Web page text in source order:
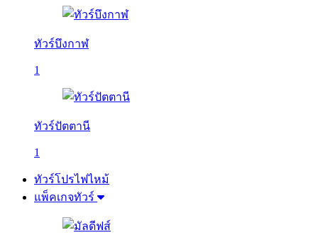
ทัวร์บึงกาฬ
1
ทัวร์ปัตตานี
1
ทัวร์โปรไฟไหม้
แพ็คเกจทัวร์